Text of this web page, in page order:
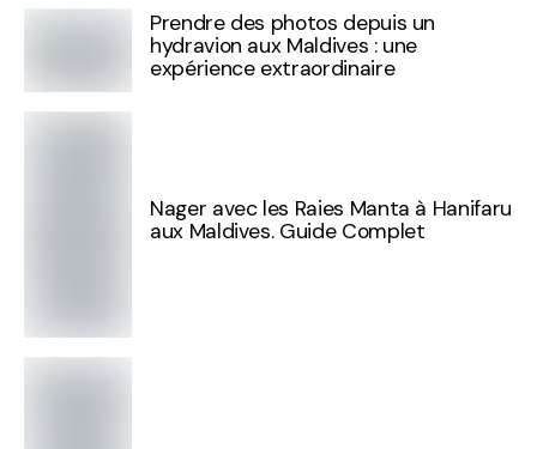
Prendre des photos depuis un
hydravion aux Maldives : une
expérience extraordinaire
Nager avec les Raies Manta à Hanifaru
aux Maldives. Guide Complet